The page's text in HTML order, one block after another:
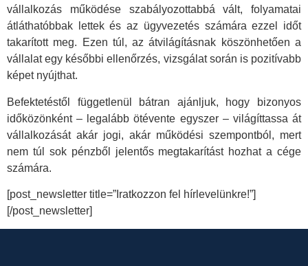
vállalkozás működése szabályozottabbá vált, folyamatai
átláthatóbbak lettek és az ügyvezetés számára ezzel időt
takarított meg. Ezen túl, az átvilágításnak köszönhetően a
vállalat egy későbbi ellenőrzés, vizsgálat során is pozitívabb
képet nyújthat.
Befektetéstől függetlenül bátran ajánljuk, hogy bizonyos
időközönként – legalább ötévente egyszer – világíttassa át
vállalkozását akár jogi, akár működési szempontból, mert
nem túl sok pénzből jelentős megtakarítást hozhat a cége
számára.
[post_newsletter title=”Iratkozzon fel hírlevelünkre!”]
[/post_newsletter]